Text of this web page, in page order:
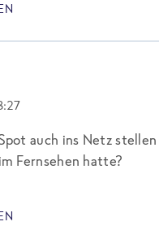
auch ins Netz
Fernsehen hatte?